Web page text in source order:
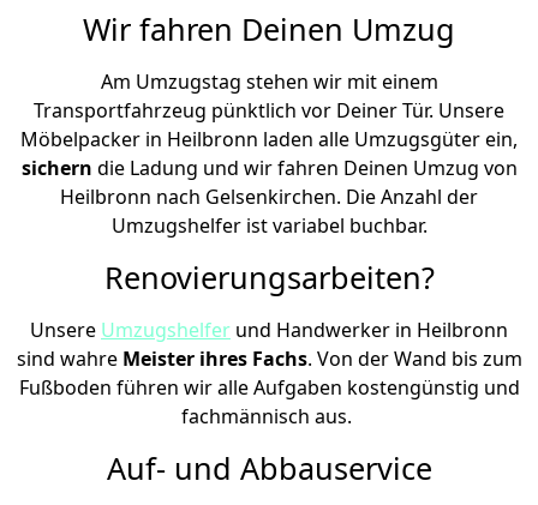
Wir fahren Deinen Umzug
Am Umzugstag stehen wir mit einem
Transportfahrzeug pünktlich vor Deiner Tür. Unsere
Möbelpacker in Heilbronn laden alle Umzugsgüter ein,
sichern die Ladung und wir fahren Deinen Umzug von
Heilbronn nach Gelsenkirchen. Die Anzahl der
Umzugshelfer ist variabel buchbar.
Renovierungsarbeiten?
Unsere Umzugshelfer und Handwerker in Heilbronn
sind wahre Meister ihres Fachs. Von der Wand bis zum
Fußboden führen wir alle Aufgaben kostengünstig und
fachmännisch aus.
Auf- und Abbauservice